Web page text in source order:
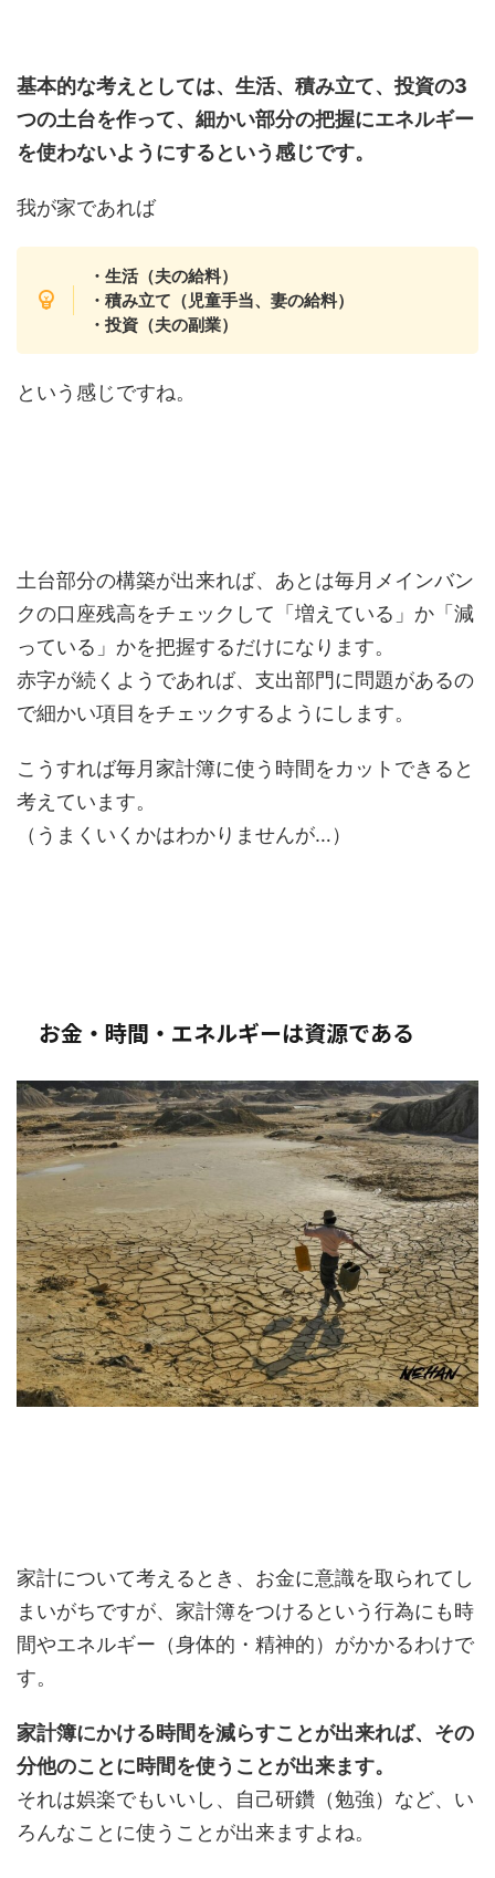
基本的な考えとしては、生活、積み立て、投資の3
つの土台を作って、細かい部分の把握にエネルギー
を使わないようにするという感じです。
我が家であれば
・生活（夫の給料）
・積み立て（児童手当、妻の給料）
・投資（夫の副業）
という感じですね。
土台部分の構築が出来れば、あとは毎月メインバン
クの口座残高をチェックして「増えている」か「減
っている」かを把握するだけになります。
赤字が続くようであれば、支出部門に問題があるの
で細かい項目をチェックするようにします。
こうすれば毎月家計簿に使う時間をカットできると
考えています。
（うまくいくかはわかりませんが…）
お金・時間・エネルギーは資源である
家計について考えるとき、お金に意識を取られてし
まいがちですが、家計簿をつけるという行為にも時
間やエネルギー（身体的・精神的）がかかるわけで
す。
家計簿にかける時間を減らすことが出来れば、その
分他のことに時間を使うことが出来ます。
それは娯楽でもいいし、自己研鑽（勉強）など、い
ろんなことに使うことが出来ますよね。